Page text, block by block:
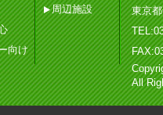
向け
周辺施設
東京
All